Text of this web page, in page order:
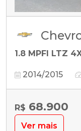
1.8 MPFI LTZ
2014/2015
R$ 68.900
Ver mais